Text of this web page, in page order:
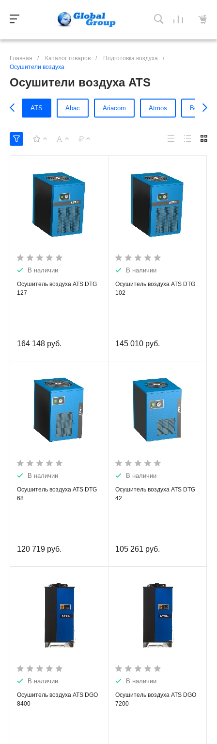
Главная / Каталог товаров / Подготовка воздуха
/
Осушители воздуха
Осушители воздуха ATS
ATS Abac Ariacom Atmos Berg
В наличии
Осушитель воздуха ATS DTG
127
164 148 руб.
В наличии
Осушитель воздуха ATS DTG
102
145 010 руб.
В наличии
Осушитель воздуха ATS DTG
68
120 719 руб.
В наличии
Осушитель воздуха ATS DTG
42
105 261 руб.
В наличии
Осушитель воздуха ATS DGO
8400
В наличии
Осушитель воздуха ATS DGO
7200